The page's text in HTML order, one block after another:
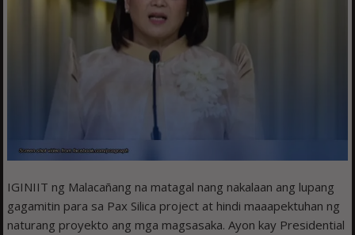
IGINIIT ng Malacañang na matagal nang nakalaan ang lupang
gagamitin para sa Pax Silica project at hindi maaapektuhan ng
naturang proyekto ang mga magsasaka. Ayon kay Presidential